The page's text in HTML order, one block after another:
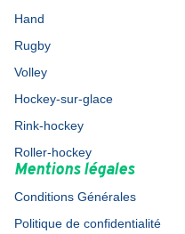
Hand
Rugby
Volley
Hockey-sur-glace
Rink-hockey
Roller-hockey
Mentions légales
Conditions Générales
Politique de confidentialité